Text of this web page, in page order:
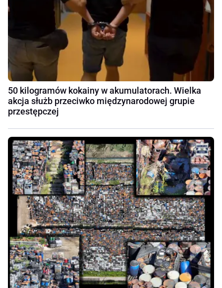
50 kilogramów kokainy w akumulatorach. Wielka
akcja służb przeciwko międzynarodowej grupie
przestępczej